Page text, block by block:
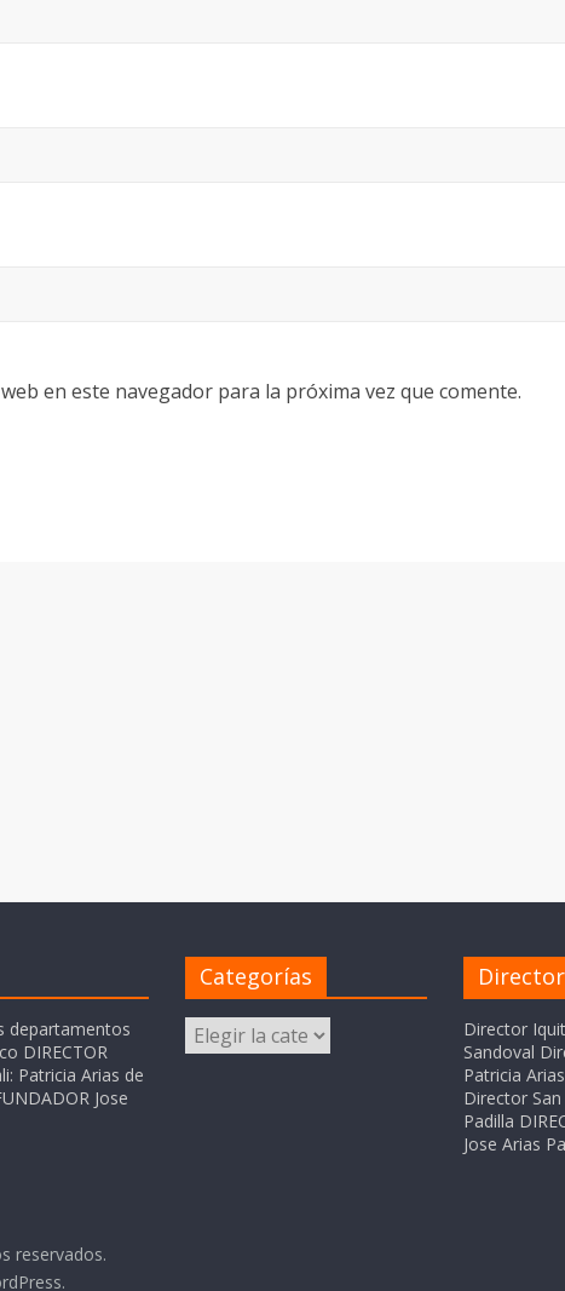
en este navegador para la próxima vez que comente.
departamentos
DIRECTOR
Patricia Arias de
Jose
Categorías
Categorías
Director
Sandoval
Patricia
Director
Padilla
Jose Arias
reservados.
.